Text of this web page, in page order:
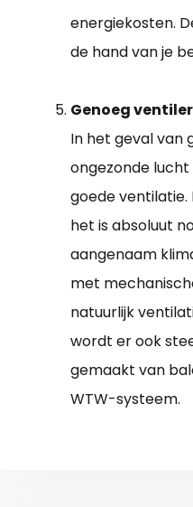
energiekosten.
de hand van je
Genoeg
In het geval van
ongezonde
goede
het is absoluut
aangenaam
met
natuurlijk
wordt er ook
gemaakt van
WTW-systeem.